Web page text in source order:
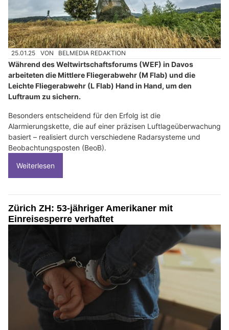
25.01.25 VON BELMEDIA REDAKTION
Während des Weltwirtschaftsforums (WEF) in Davos
arbeiteten die Mittlere Fliegerabwehr (M Flab) und die
Leichte Fliegerabwehr (L Flab) Hand in Hand, um den
Luftraum zu sichern.
Besonders entscheidend für den Erfolg ist die
Alarmierungskette, die auf einer präzisen Luftlageüberwachung
basiert – realisiert durch verschiedene Radarsysteme und
Beobachtungsposten (BeoB).
Weiterlesen
Zürich ZH: 53-jähriger Amerikaner mit
Einreisesperre verhaftet